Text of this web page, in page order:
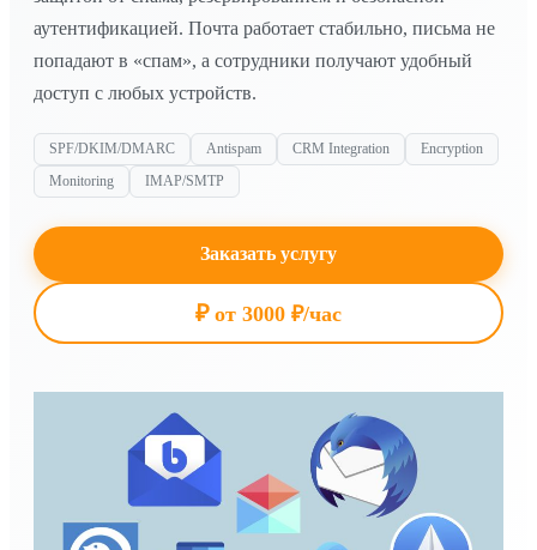
аутентификацией. Почта работает стабильно, письма не
попадают в «спам», а сотрудники получают удобный
доступ с любых устройств.
SPF/DKIM/DMARC Antispam CRM Integration
Encryption
Monitoring
IMAP/SMTP
Заказать услугу
₽ от 3000 ₽/час